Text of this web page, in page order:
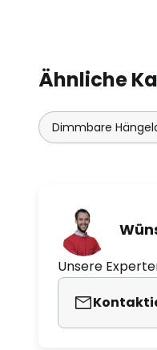
Ähnliche
Dimmbare
Unsere